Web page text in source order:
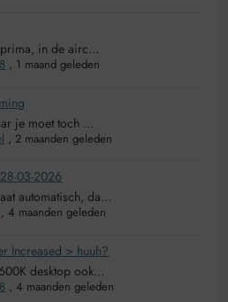
in de airc...
, 1 maand geleden
je moet toch ...
, 2 maanden geleden
03-2026
automatisch, da...
, 4 maanden geleden
Increased > huuh?
desktop ook...
, 4 maanden geleden